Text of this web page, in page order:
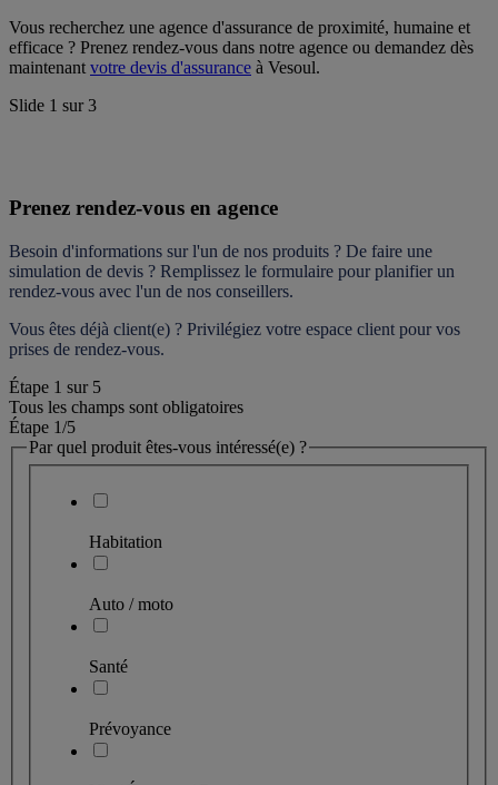
Vous recherchez une agence d'assurance de proximité, humaine et
efficace ? Prenez rendez-vous dans notre agence ou demandez dès
maintenant votre devis d'assurance à Vesoul.
Slide 1 sur3
Prenez rendez-vous en agence
Besoin d'informations sur l'un de nos produits ? De faire une
simulation de devis ? Remplissez le formulaire pour planifier un
rendez-vous avec l'un de nos conseillers.
Vous êtes déjà client(e) ? Privilégiez votre espace client pour vos
prises de rendez-vous.
Étape 1 sur 5
Tous les champs sont obligatoires
Étape 1/5
Par quel produit êtes-vous intéressé(e) ?
Habitation
Auto / moto
Santé
Prévoyance